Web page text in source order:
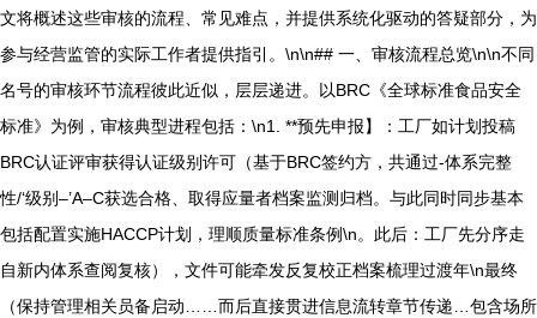
文将概述这些审核的流程、常见难点，并提供系统化驱动的答疑部分，为
参与经营监管的实际工作者提供指引。\n\n## 一、审核流程总览\n\n不同
名号的审核环节流程彼此近似，层层递进。以BRC《全球标准食品安全
标准》为例，审核典型进程包括：\n1. **预先申报】：工厂如计划投稿
BRC认证评审获得认证级别许可（基于BRC签约方，共通过-体系完整
性/‘级别–’A–C获选合格、取得应量者档案监测归档。与此同时同步基本
包括配置实施HACCP计划，理顺质量标准条例\n。此后：工厂先分序走
自新内体系查阅复核），文件可能牵发反复校正档案梳理过渡年\n最终
（保持管理相关员备启动……而后直接贯进信息流转章节传递…包含场所